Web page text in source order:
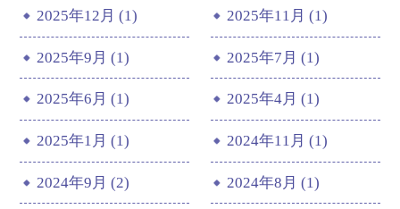
2025年12月 (1) 2025年11月 (1)
2025年9月 (1) 2025年7月 (1)
2025年6月 (1) 2025年4月 (1)
2025年1月 (1) 2024年11月 (1)
2024年9月 (2) 2024年8月 (1)